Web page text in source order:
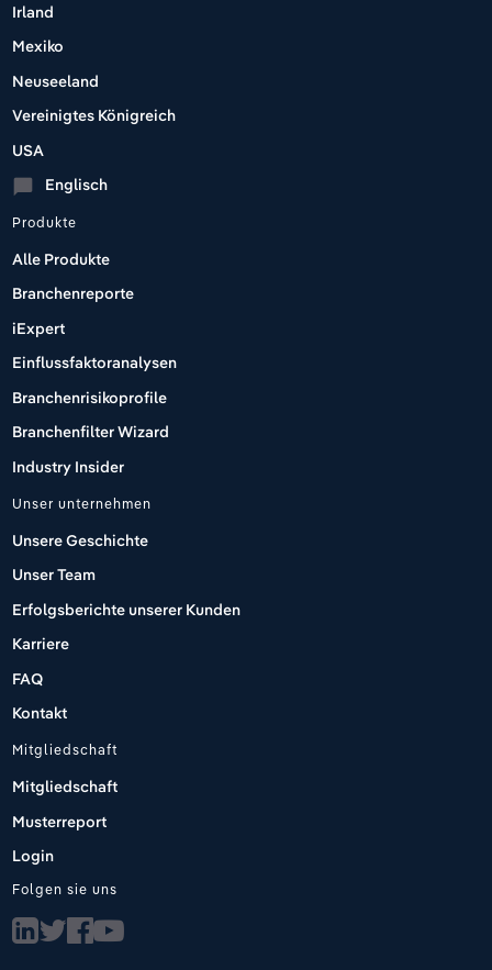
Irland
Mexiko
Neuseeland
Vereinigtes Königreich
USA
chat_bubble Englisch
Produkte
Alle Produkte
Branchenreporte
iExpert
Einflussfaktoranalysen
Branchenrisikoprofile
Branchenfilter Wizard
Industry Insider
Unser unternehmen
Unsere Geschichte
Unser Team
Erfolgsberichte unserer Kunden
Karriere
FAQ
Kontakt
Mitgliedschaft
Mitgliedschaft
Musterreport
Login
Folgen sie uns